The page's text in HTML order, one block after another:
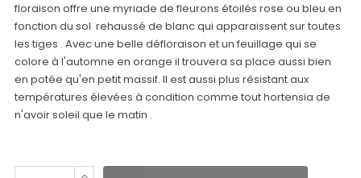
floraison offre une myriade de fleurons étoilés rose ou bleu en
fonction du sol rehaussé de blanc qui apparaissent sur toutes
les tiges . Avec une belle défloraison et un feuillage qui se
colore à l'automne en orange il trouvera sa place aussi bien
en potée qu'en petit massif. Il est aussi plus résistant aux
températures élevées à condition comme tout hortensia de
n'avoir soleil que le matin .